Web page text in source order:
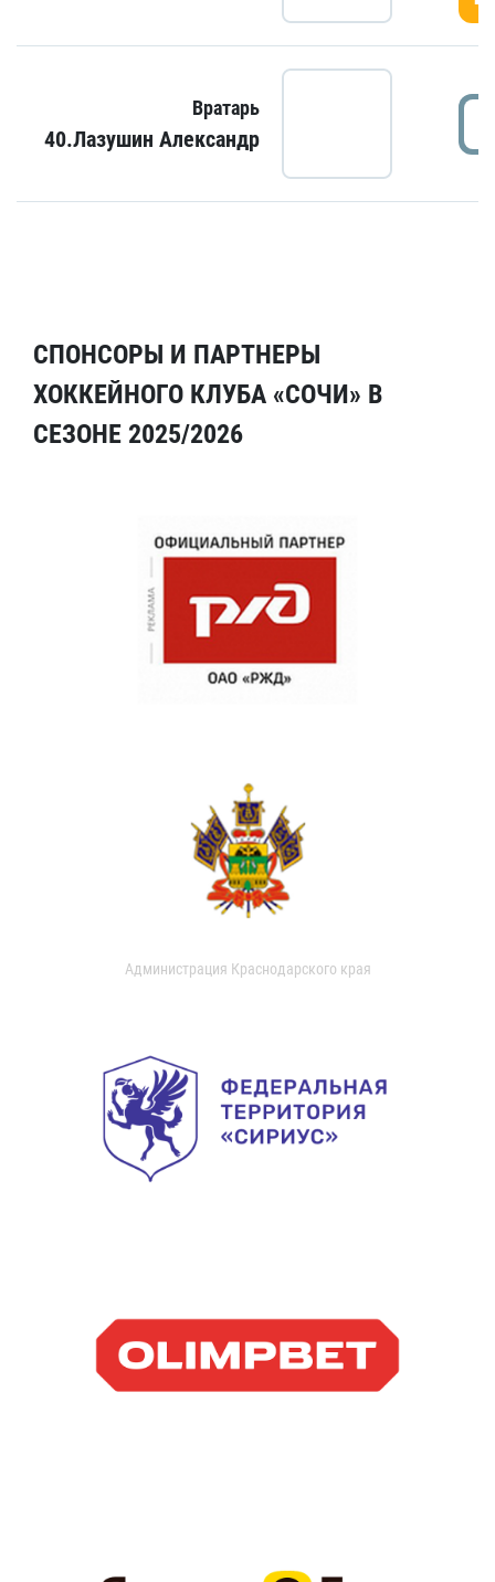
Вратарь
40.Лазушин Александр
СПОНСОРЫ И ПАРТНЕРЫ
ХОККЕЙНОГО КЛУБА «СОЧИ» В
СЕЗОНЕ 2025/2026
Администрация Краснодарского края